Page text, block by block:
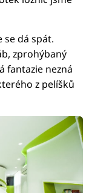
se dá spát.
zprohýbaný
fantazie nezná
z pelíšků